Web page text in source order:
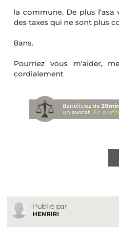
la commune. De plus l'asa
des taxes qui ne sont plus
8ans.
Pourriez vous m'aider,
cordialement
Bénéficiez de
un avocat. En
Publié par
HENRIRI